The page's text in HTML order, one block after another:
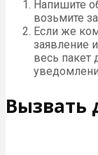
Напишите
возьмите
Если же
заявление
весь пакет
Вызвать